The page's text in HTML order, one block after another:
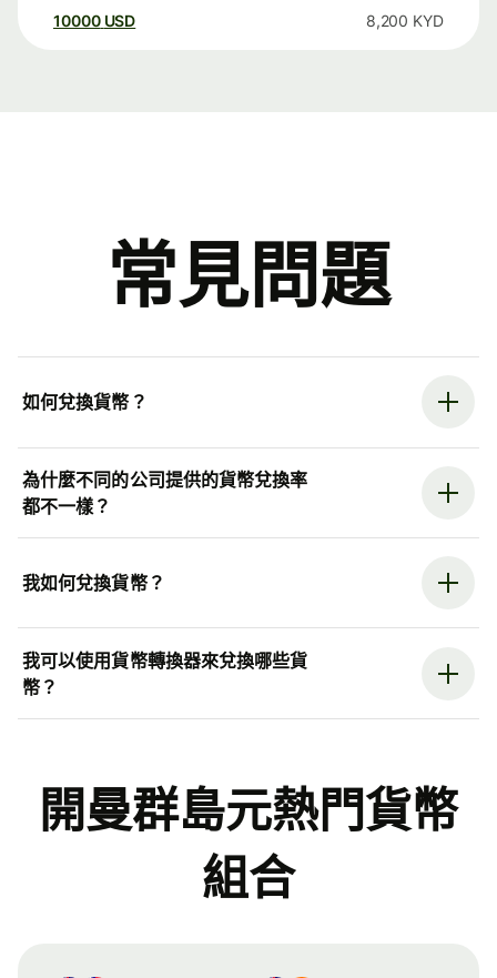
10000 USD 8,200 KYD
常見問題
如何兌換貨幣？
為什麼不同的公司提供的貨幣兌換率
都不一樣？
我如何兌換貨幣？
我可以使用貨幣轉換器來兌換哪些貨
幣？
開曼群島元熱門貨幣
組合